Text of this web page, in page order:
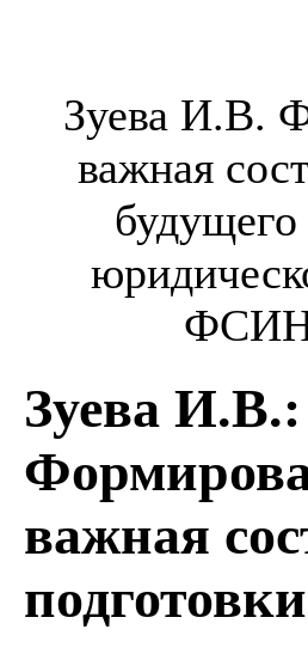
Зуева И.В.
важная
ФСИН
Зуева И.В.:
важная